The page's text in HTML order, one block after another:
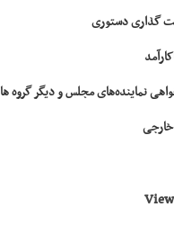
گذاری دستوری
نماینده‌های مجلس و دیگر گروه ها
خارجی